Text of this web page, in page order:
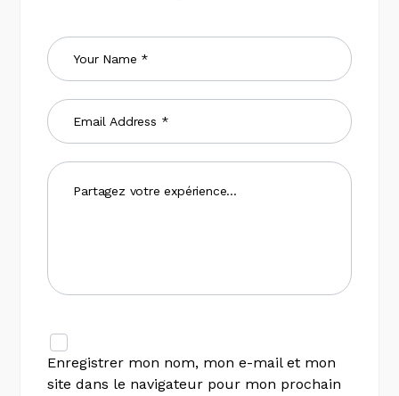
Enregistrer mon nom, mon e-mail et mon
site dans le navigateur pour mon prochain